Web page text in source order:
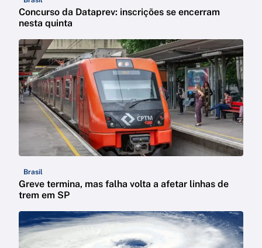
Concurso da Dataprev: inscrições se encerram
nesta quinta
Brasil
Greve termina, mas falha volta a afetar linhas de
trem em SP